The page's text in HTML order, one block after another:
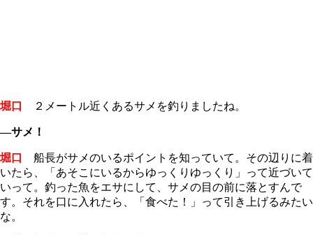
堀口 ２メートル近くあるサメを釣りましたね。
―サメ！
堀口
船長がサメのいるポイントを知っていて。その辺りに着
いたら、「あそこにいるからゆっくりゆっくり」って近づいて
いって。釣った魚をエサにして、サメの目の前に落とすんで
す。それを口に入れたら、「食べた！」って引き上げるみたい
な。